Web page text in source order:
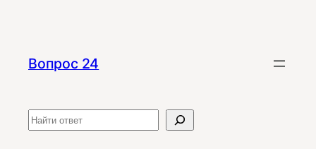
содержимому
Вопрос 24
Поиск